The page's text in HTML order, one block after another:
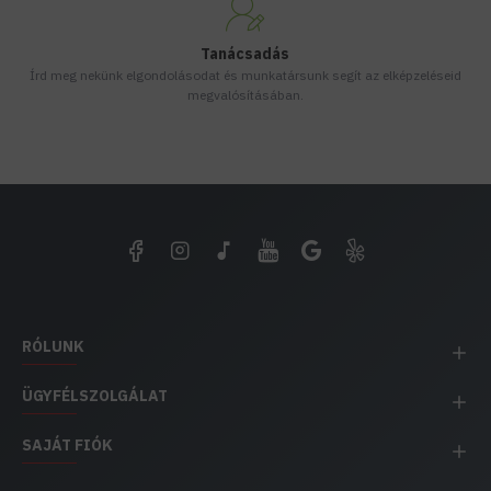
Tanácsadás
Írd meg nekünk elgondolásodat és munkatársunk segít az elképzeléseid
megvalósításában.
RÓLUNK
ÜGYFÉLSZOLGÁLAT
SAJÁT FIÓK